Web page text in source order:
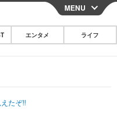
CLOSE
MENU
エンタメ ライフ
たぞ!!